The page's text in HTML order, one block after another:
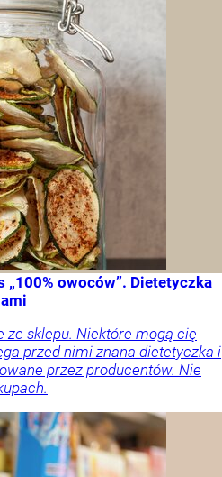
„100% owoców”. Dietetyczka
ze sklepu. Niektóre mogą cię
przed nimi znana dietetyczka i
przez producentów. Nie